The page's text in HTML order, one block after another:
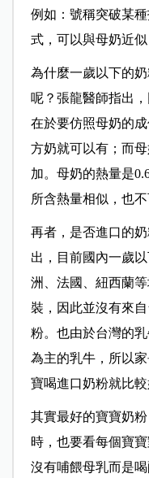
例如：號稱突破某
式，可以與母奶近
為什麼一歲以下的
呢？張龍醫師指出
在於要仿照母奶的
方奶就可以有；而
加。母奶的熱量是
所含熱量相似，也不
再者，是否進口的
出，目前國內一歲
洲、法國、紐西蘭
裝，因此並沒有來
粉。也由於台灣的
為主的乳牛，所以
寶喝進口奶粉就比較
其實最好的寶寶奶
時，也要看每個寶
沒有哺餵母乳而是